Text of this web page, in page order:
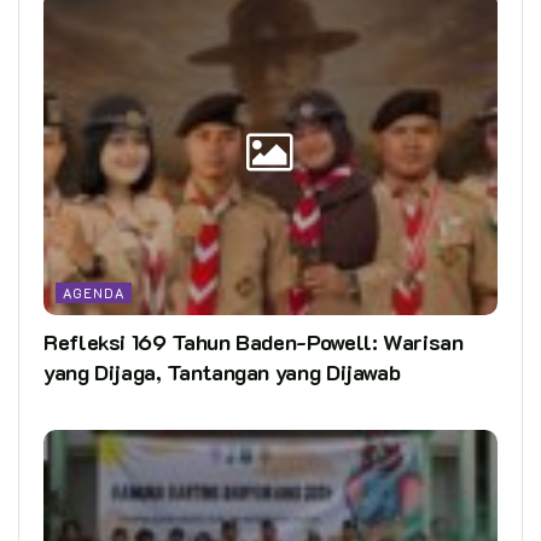
AGENDA
Refleksi 169 Tahun Baden-Powell: Warisan
yang Dijaga, Tantangan yang Dijawab